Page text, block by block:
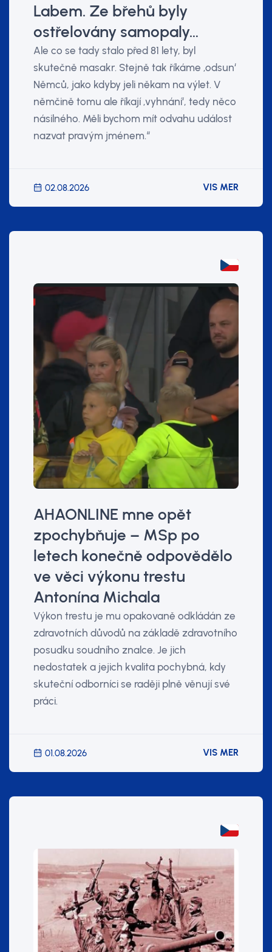
Labem. Ze břehů byly
ostřelovány samopaly…
Ale co se tady stalo před 81 lety, byl
skutečně masakr. Stejně tak říkáme ‚odsun‘
Němců, jako kdyby jeli někam na výlet. V
němčině tomu ale říkají ‚vyhnání‘, tedy něco
násilného. Měli bychom mít odvahu událost
nazvat pravým jménem.“
02.08.2026 VIS MER
AHAONLINE mne opět
zpochybňuje – MSp po
letech konečně odpovědělo
ve věci výkonu trestu
Antonína Michala
Výkon trestu je mu opakovaně odkládán ze
zdravotních důvodů na základě zdravotního
posudku soudního znalce. Je jich
nedostatek a jejich kvalita pochybná, kdy
skuteční odborníci se raději plně věnují své
práci.
01.08.2026 VIS MER